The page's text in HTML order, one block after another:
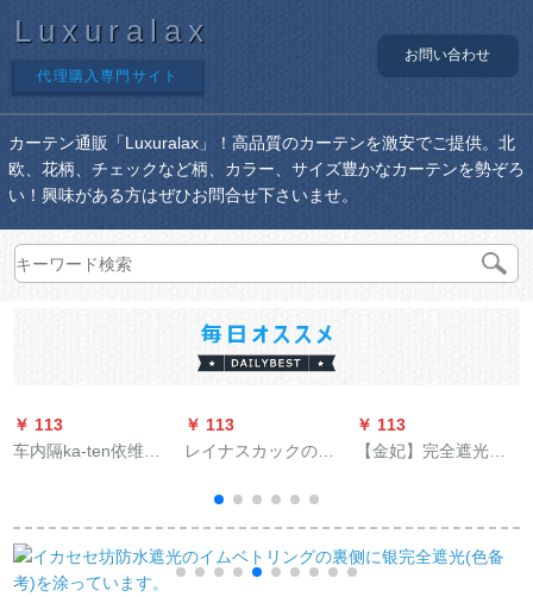
Luxuralax
代理購入専門サイト
お問い合わせ
カーテン通販「Luxuralax」！高品質のカーテンを激安でご提供。北
欧、花柄、チェックなど柄、カラー、サイズ豊かなカーテンを勢ぞろ
い！興味がある方はぜひお問合せ下さいませ。
￥ 113
车内隔ka-ten依维柯
风菱智金杯新海狮热
隔てカ-ンストにな车/
伝言をお愿いしま
￥ 113
レイナスカックの厚
ーポのトレーにカー
ドを入れています。
テンロックのシンゲ
ルの紫金色のABSキ
￥ 113
【金妃】完全遮光サ
き出し窓UVカート熱
深さ75%遮光度(フー